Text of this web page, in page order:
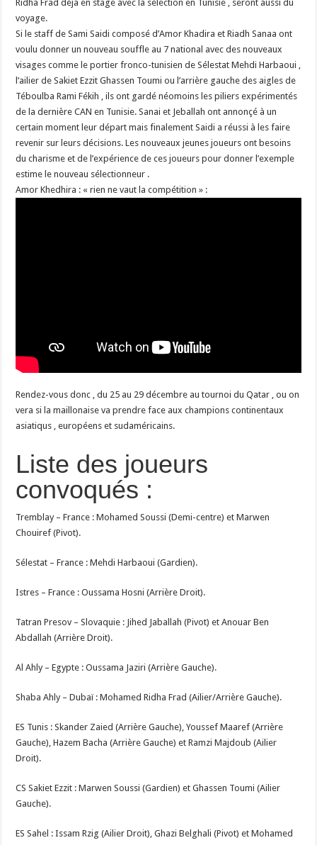
Ridha Frad déja en stage avec la sélection en Tunisie , seront aussi du
voyage.
Si le staff de Sami Saidi composé d’Amor Khadira et Riadh Sanaa ont
voulu donner un nouveau souffle au 7 national avec des nouveaux
visages comme le portier fronco-tunisien de Sélestat Mehdi Harbaoui ,
l’ailier de Sakiet Ezzit Ghassen Toumi ou l’arrière gauche des aigles de
Téboulba Rami Fékih , ils ont gardé néomoins les piliers expérimentés
de la dernière CAN en Tunisie. Sanai et Jeballah ont annonçé à un
certain moment leur départ mais finalement Saidi a réussi à les faire
revenir sur leurs décisions. Les nouveaux jeunes joueurs ont besoins
du charisme et de l’expérience de ces joueurs pour donner l’exemple
estime le nouveau sélectionneur .
Amor Khedhira : « rien ne vaut la compétition » :
Rendez-vous donc , du 25 au 29 décembre au tournoi du Qatar , ou on
vera si la maillonaise va prendre face aux champions continentaux
asiatiqus , européens et sudaméricains.
Liste des joueurs
convoqués :
Tremblay – France : Mohamed Soussi (Demi-centre) et Marwen
Chouiref (Pivot).
Sélestat – France : Mehdi Harbaoui (Gardien).
Istres – France : Oussama Hosni (Arrière Droit).
Tatran Presov – Slovaquie : Jihed Jaballah (Pivot) et Anouar Ben
Abdallah (Arrière Droit).
Al Ahly – Egypte : Oussama Jaziri (Arrière Gauche).
Shaba Ahly – Dubaï : Mohamed Ridha Frad (Ailier/Arrière Gauche).
ES Tunis : Skander Zaied (Arrière Gauche), Youssef Maaref (Arrière
Gauche), Hazem Bacha (Arrière Gauche) et Ramzi Majdoub (Ailier
Droit).
CS Sakiet Ezzit : Marwen Soussi (Gardien) et Ghassen Toumi (Ailier
Gauche).
ES Sahel : Issam Rzig (Ailier Droit), Ghazi Belghali (Pivot) et Mohamed